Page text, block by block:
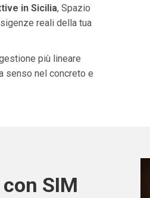
in Sicilia, Spazio
reali della tua
più lineare
senso nel concreto e
SIM